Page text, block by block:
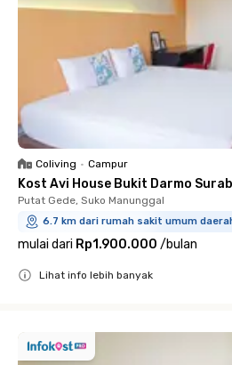
Coliving • Campur
Kost Avi House Bukit Darmo
Putat Gede, Suko Manunggal
6.7 km dari rumah sakit umum
mulai dari Rp1.900.000 /bulan
Lihat info lebih banyak